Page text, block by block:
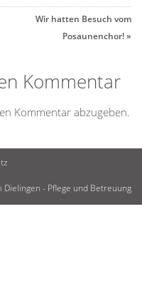
Wir hatten Besuch vom
Posaunenchor!»
Kommentar
Kommentar abzugeben.
- Pflege und Betreuung